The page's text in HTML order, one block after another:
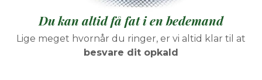
Du kan altid få fat i en bedemand
Lige meget hvornår du ringer, er vi altid klar til at
besvare dit opkald